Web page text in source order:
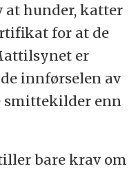
hunder, katter
for at de
er
innførselen av
smittekilder enn
bare krav om